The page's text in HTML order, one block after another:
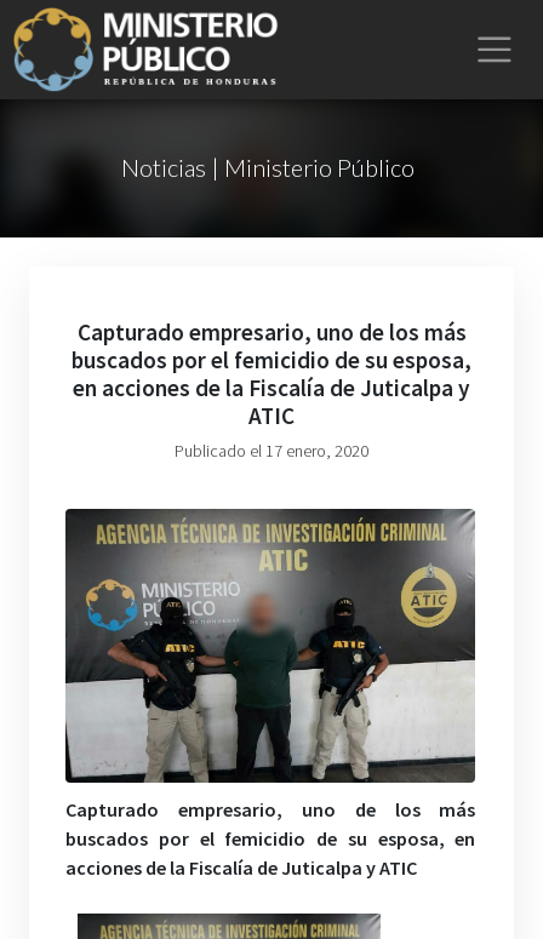
Noticias | Ministerio Público
Capturado empresario, uno de los más
buscados por el femicidio de su esposa,
en acciones de la Fiscalía de Juticalpa y
ATIC
Publicado el 17 enero, 2020
Capturado empresario, uno de los más
buscados por el femicidio de su esposa, en
acciones de la Fiscalía de Juticalpa y ATIC